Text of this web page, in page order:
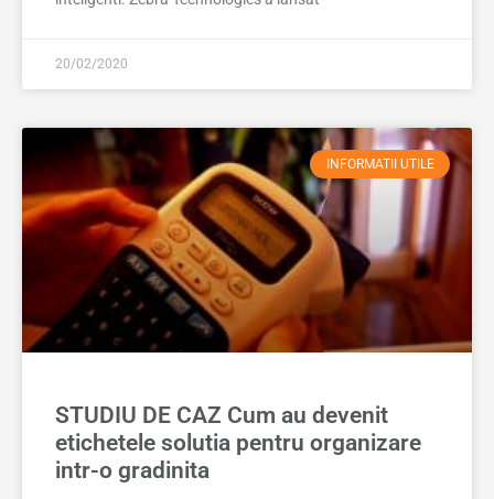
20/02/2020
INFORMATII UTILE
STUDIU DE CAZ Cum au devenit
etichetele solutia pentru organizare
intr-o gradinita